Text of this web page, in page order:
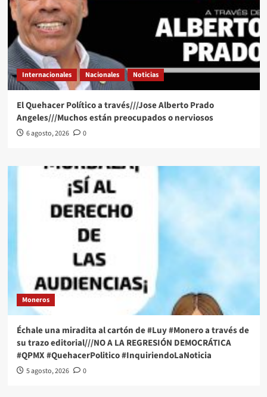
Internacionales Nacionales Noticias
El Quehacer Político a través///Jose Alberto Prado
Angeles///Muchos están preocupados o nerviosos
6 agosto, 2026 0
Moneros
Échale una miradita al cartón de #Luy #Monero a través de
su trazo editorial///NO A LA REGRESIÓN DEMOCRÁTICA
#QPMX #QuehacerPolitico #InquiriendoLaNoticia
5 agosto, 2026 0